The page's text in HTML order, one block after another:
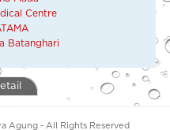
Centre
Batanghari
Agung - All Rights Reserved